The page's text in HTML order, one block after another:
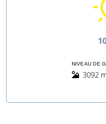
NIVEAU DE
3092